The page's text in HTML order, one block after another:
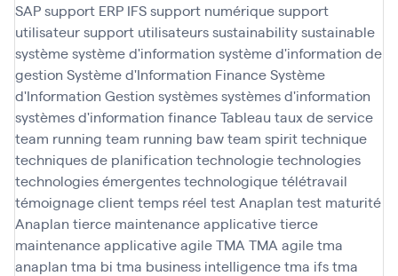
SAPsupport ERP IFSsupport numériquesupport
utilisateursupport utilisateurssustainabilitysustainable
systèmesystème d'information système d'information de
gestion Système d'Information FinanceSystème
d'Information Gestion systèmessystèmes d'information
systèmes d'information financeTableau taux de service
team running team running bawteam spirittechnique
techniques de planification technologietechnologies
technologies émergentestechnologiquetélétravail
témoignage clienttemps réel test Anaplan test maturité
Anaplan tierce maintenance applicativetierce
maintenance applicative agileTMA TMA agiletma
anaplan tma bi tma business intelligencetma ifstma